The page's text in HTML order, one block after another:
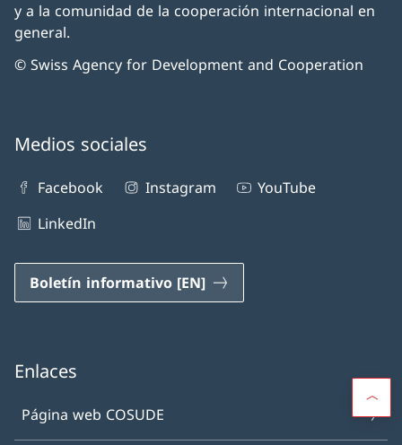
y a la comunidad de la cooperación internacional en
general.
© Swiss Agency for Development and Cooperation
Medios sociales
Facebook Instagram
YouTube
LinkedIn
Boletín informativo [EN]
Enlaces
Página web COSUDE